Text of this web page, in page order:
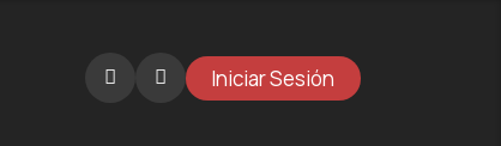
Novedades Galería
Iniciar Sesión